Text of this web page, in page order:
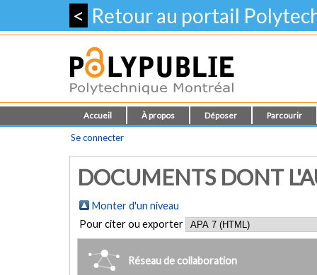
< Retour au portail
Accueil À propos Déposer Parcourir
Se connecter
DOCUMENTS DONT
Monter d'un niveau
Pour citer ou exporter
Réseau de collaboration